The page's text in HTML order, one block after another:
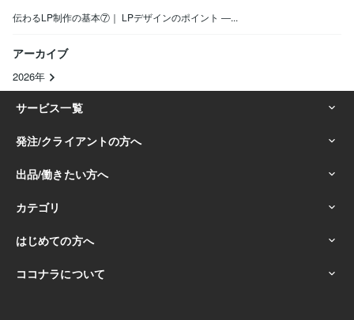
伝わるLP制作の基本⑦｜ LPデザインのポイント ―...
アーカイブ
2026年